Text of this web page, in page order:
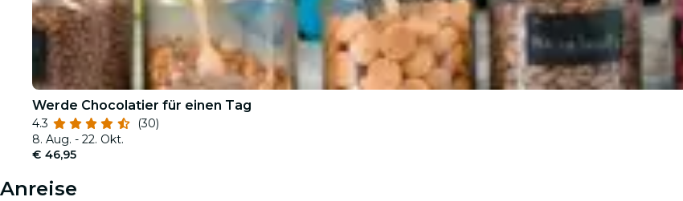
Werde Chocolatier für einen Tag
4.3
(30)
8. Aug. - 22. Okt.
€ 46,95
Anreise